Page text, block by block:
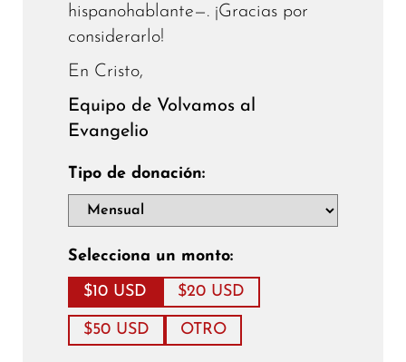
hispanohablante—. ¡Gracias por
considerarlo!
En Cristo,
Equipo de Volvamos al
Evangelio
Tipo de donación:
Selecciona un monto:
$10 USD $20 USD
$50 USD OTRO